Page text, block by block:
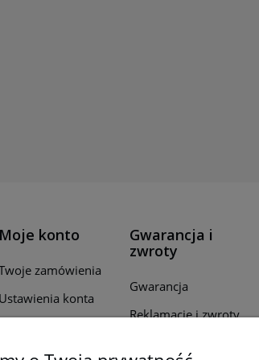
Moje konto
zamówienia
Ustawienia konta
Gwarancja i
zwroty
Gwarancja
Reklamacje i zwroty